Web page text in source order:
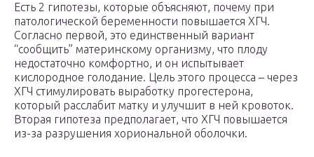
Есть 2 гипотезы, которые объясняют, почему при
патологической беременности повышается ХГЧ.
Согласно первой, это единственный вариант
“сообщить” материнскому организму, что плоду
недостаточно комфортно, и он испытывает
кислородное голодание. Цель этого процесса – через
ХГЧ стимулировать выработку прогестерона,
который расслабит матку и улучшит в ней кровоток.
Вторая гипотеза предполагает, что ХГЧ повышается
из-за разрушения хориональной оболочки.